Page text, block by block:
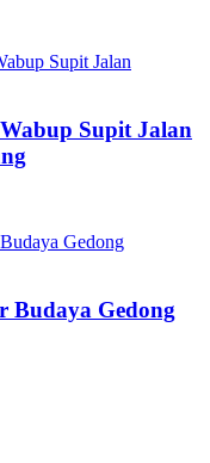
Supit Jalan
Budaya Gedong